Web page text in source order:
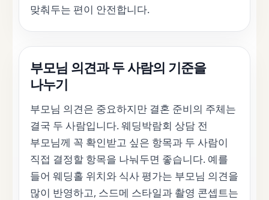
맞춰두는 편이 안전합니다.
부모님 의견과 두 사람의 기준을
나누기
부모님 의견은 중요하지만 결혼 준비의 주체는
결국 두 사람입니다. 웨딩박람회 상담 전
부모님께 꼭 확인받고 싶은 항목과 두 사람이
직접 결정할 항목을 나눠두면 좋습니다. 예를
들어 웨딩홀 위치와 식사 평가는 부모님 의견을
많이 반영하고, 스드메 스타일과 촬영 콘셉트는